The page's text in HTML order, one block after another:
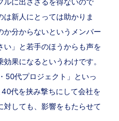
新人にとっては助かりま
か分からないというメンバー
い」と若手のほうからも声を
果になるというわけです。
50代プロジェクト」といっ
代を挟み撃ちにして会社を
しても、影響をもたらせて